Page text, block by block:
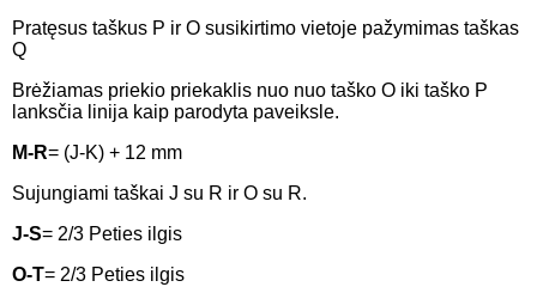
Pratęsus taškus P ir O susikirtimo vietoje pažymimas taškas
Q
Brėžiamas priekio priekaklis nuo nuo taško O iki taško P
lanksčia linija kaip parodyta paveiksle.
M-R= (J-K) + 12 mm
Sujungiami taškai J su R ir O su R.
J-S= 2/3 Peties ilgis
O-T= 2/3 Peties ilgis